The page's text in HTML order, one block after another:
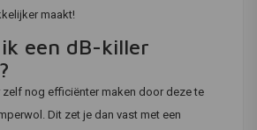
maakt!
een dB-killer
zelf nog efficiënter maken door deze te
Dit zet je dan vast met een